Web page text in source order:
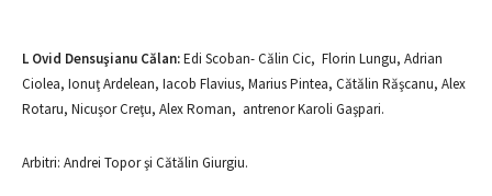
L Ovid Densuşianu Călan:Edi Scoban- Călin Cic, Florin Lungu, Adrian
Ciolea, Ionuţ Ardelean, Iacob Flavius, Marius Pintea, Cătălin Răşcanu, Alex
Rotaru, Nicuşor Creţu, Alex Roman, antrenor Karoli Gaşpari.
Arbitri: Andrei Topor şi Cătălin Giurgiu.